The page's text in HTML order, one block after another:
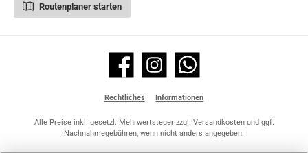
Routenplaner starten
Facebook Instagram WhatsApp
Rechtliches Informationen
Alle Preise inkl. gesetzl. Mehrwertsteuer zzgl. Versandkostenund ggf.
Nachnahmegebühren, wenn nicht anders angegeben.